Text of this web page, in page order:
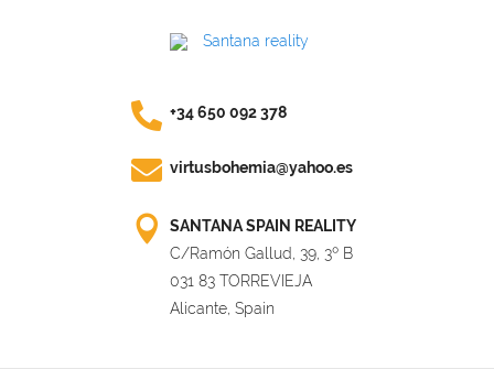
+34 650 092 378
virtusbohemia@yahoo.es
SANTANA SPAIN REALITY
C/Ramón Gallud, 39, 3º B
031 83 TORREVIEJA
Alicante, Spain